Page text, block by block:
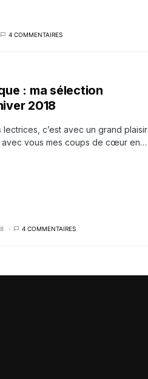
4 COMMENTAIRES
: ma sélection
2018
c’est avec un grand plaisir
vous mes coups de cœur en…
4 COMMENTAIRES